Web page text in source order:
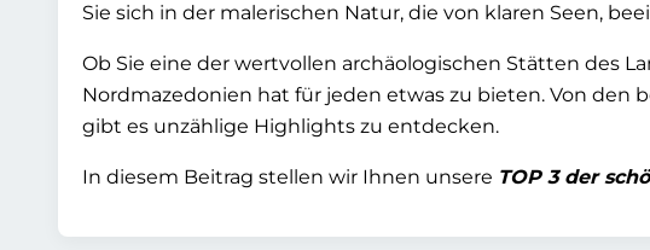
Sie sich in der malerischen Natur, die von klaren Seen,
Ob Sie eine der wertvollen archäologischen Stätten des
Nordmazedonien hat für jeden etwas zu bieten. Von den
gibt es unzählige Highlights zu entdecken.
In diesem Beitrag stellen wir Ihnen unsere TOP 3 der